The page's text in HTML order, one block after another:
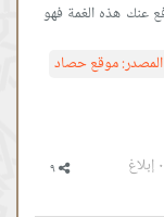
عنك هذه الغمة فهو
المصدر:موقع حصاد
٠ إبلاغ